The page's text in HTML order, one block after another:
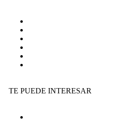
TE PUEDE INTERESAR